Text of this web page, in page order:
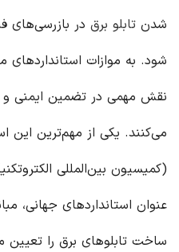
شدن تابلو برق در
شود. به موازات استانداردهای
نقش مهمی در تضمین ایمنی و
عنوان استانداردهای جهانی،
ساخت تابلوهای برق را تعیین